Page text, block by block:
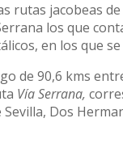
rutas jacobeas
los que
en los que
de 90,6 kms
Vía Serrana,
Dos